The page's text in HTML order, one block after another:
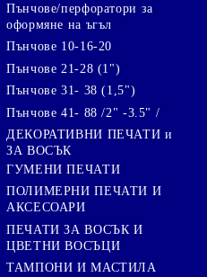
Пънчове/перфоратори за
оформяне на ъгъл
Пънчове 10-16-20
Пънчове 21-28 (1")
Пънчове 31- 38 (1,5")
Пънчове 41- 88 /2" -3.5" /
ДЕКОРАТИВНИ ПЕЧАТИ и
ЗА ВОСЪК
ГУМЕНИ ПЕЧАТИ
ПОЛИМЕРНИ ПЕЧАТИ И
АКСЕСОАРИ
ПЕЧАТИ ЗА ВОСЪК И
ЦВЕТНИ ВОСЪЦИ
ТАМПОНИ И МАСТИЛА